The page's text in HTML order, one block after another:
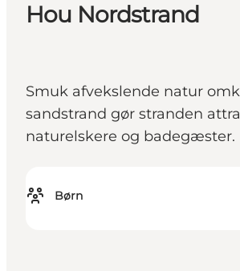
Hou Nordstrand
Smuk afvekslende natur
sandstrand gør stranden
naturelskere og badegæster.
Børn